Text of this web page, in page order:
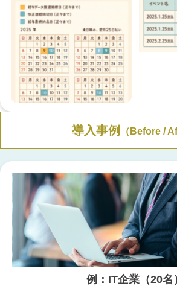
導入事例 （Before /
例：IT企業（20名